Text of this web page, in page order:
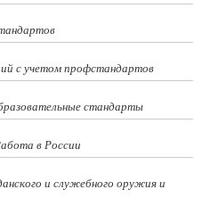
с учетом профстандартов
стандарты
в России
и служебного оружия и